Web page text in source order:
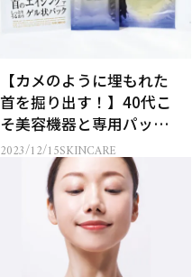
【カメのように埋もれた
首を掘り出す！】40代こ
そ美容機器と専用パック
に頼る
2023/12/15SKINCARE